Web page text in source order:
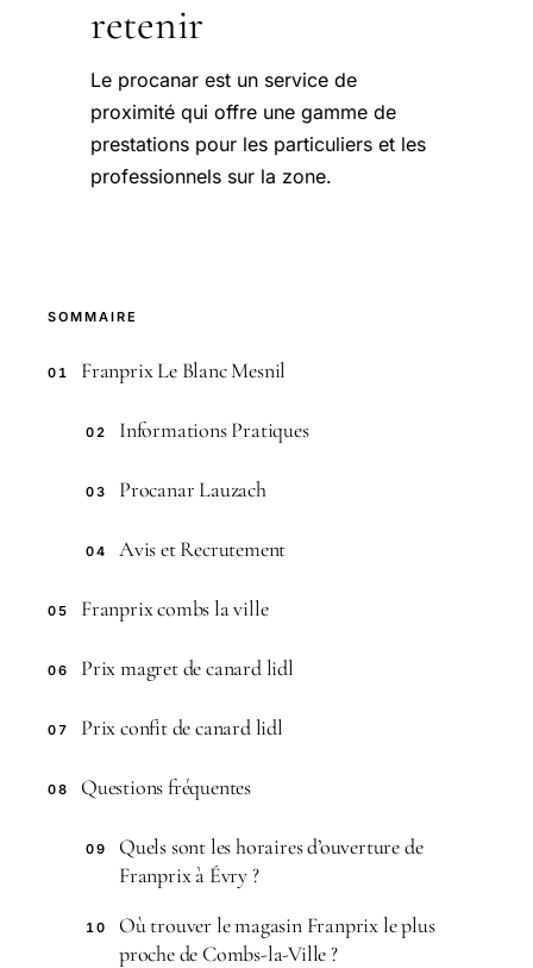
retenir
Le procanar est un service de
proximité qui offre une gamme de
prestations pour les particuliers et les
professionnels sur la zone.
SOMMAIRE
01 Franprix Le Blanc Mesnil
02 Informations Pratiques
03 Procanar Lauzach
04 Avis et Recrutement
05 Franprix combs la ville
06 Prix magret de canard lidl
07 Prix confit de canard lidl
08 Questions fréquentes
09
Quels sont les horaires d’ouverture de
Franprix à Évry ?
10
Où trouver le magasin Franprix le plus
proche de Combs-la-Ville ?